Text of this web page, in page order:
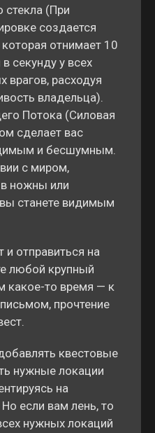
стекла (При
создается
отнимает 10
секунду у всех
расходуя
владельца).
Потока (Силовая
сделает вас
и бесшумным.
с миром,
ножны или
станете видимым
и отправиться на
любой крупный
какое-то время — к
прочтение
квестовые
нужные локации
на
если вам лень, то
нужных локаций